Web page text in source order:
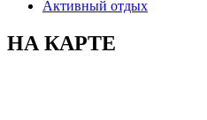
Активный отдых
НА КАРТЕ